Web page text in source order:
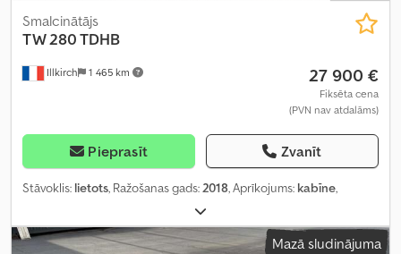
Illkirch 1 465 km
Smalcinātājs
TW 280 TDHB
27 900 €
Fiksēta cena
(PVN nav atdalāms)
Pieprasīt Zvanīt
Stāvoklis: lietots, Ražošanas gads:2018, Aprīkojums: kabīne,
Mazā sludinājuma